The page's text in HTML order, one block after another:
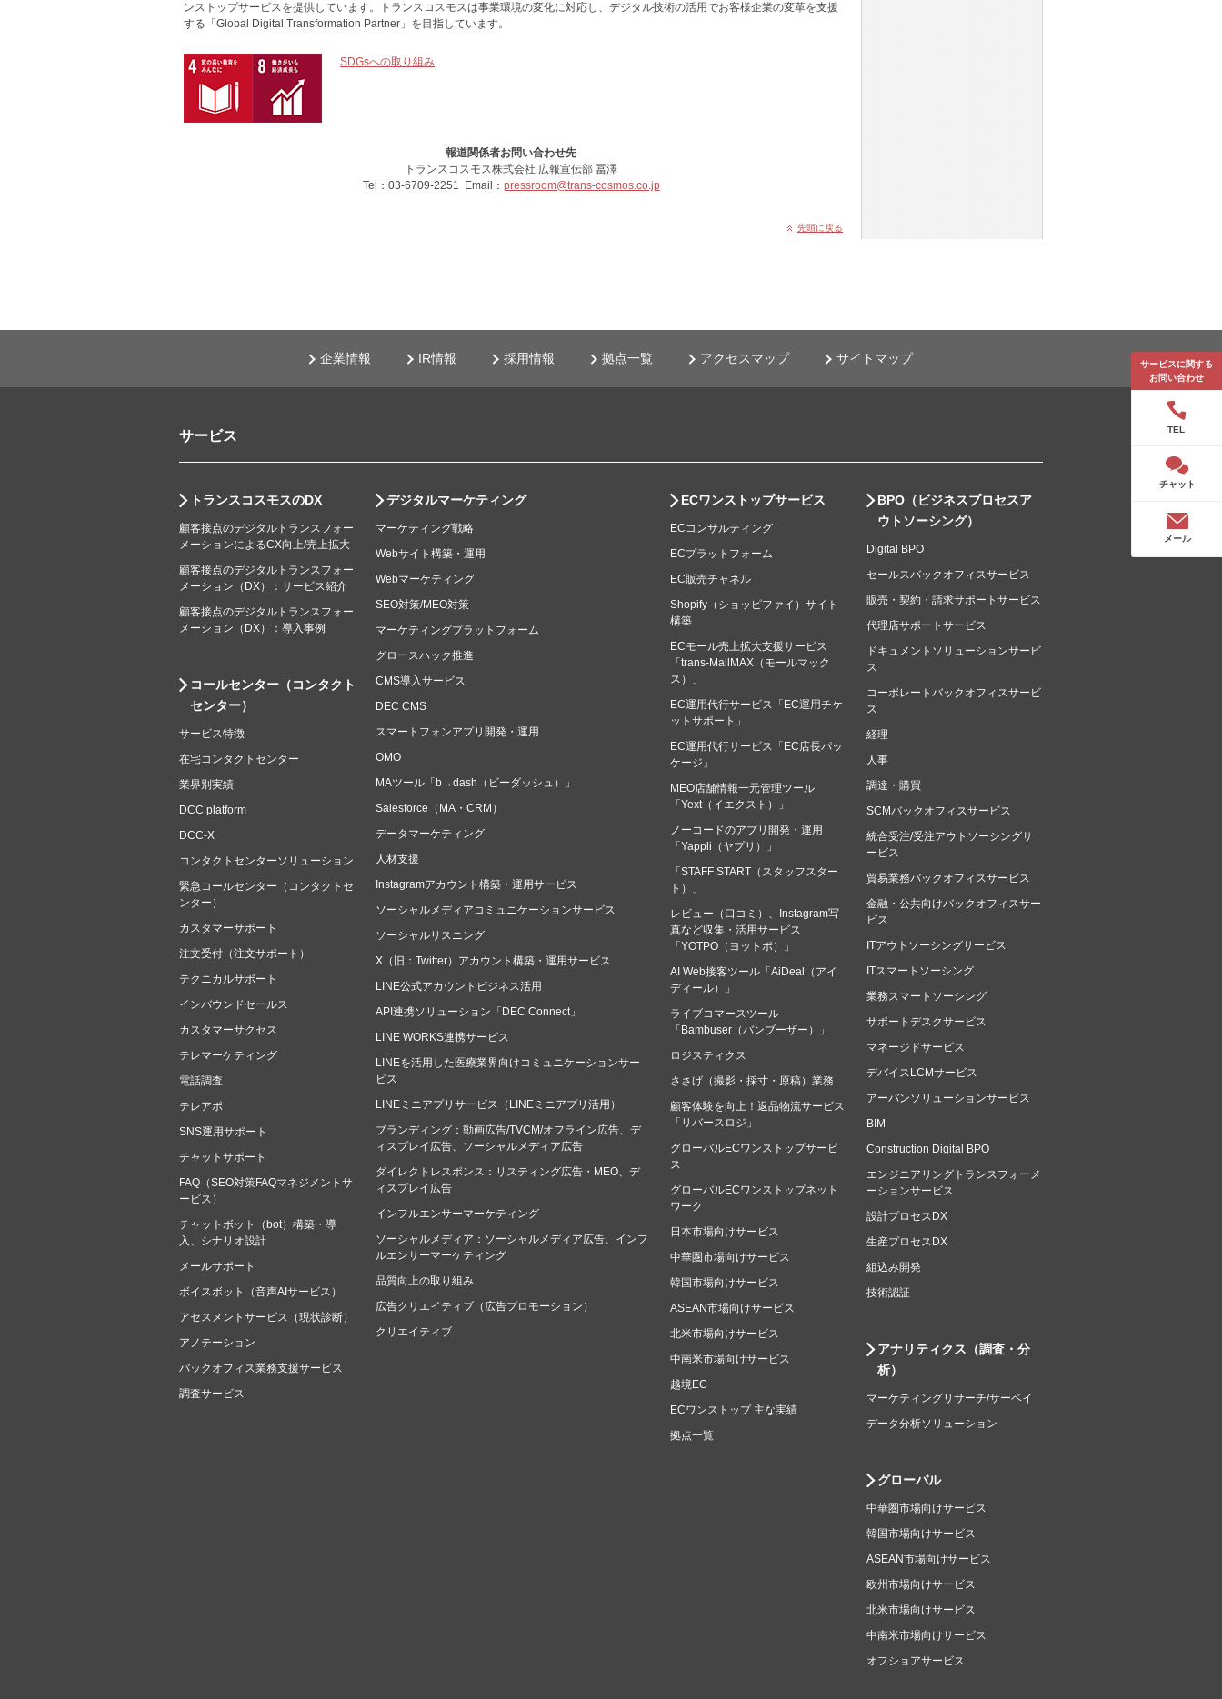
ンストップサービスを提供しています。トランスコスモスは事業環境の変化に対応し、デジタル技術の活用でお客様企業の変革を支援
する「Global Digital Transformation Partner」を目指しています。
SDGsへの取り組み
報道関係者お問い合わせ先
トランスコスモス株式会社 広報宣伝部 冨澤
Tel：03-6709-2251 Email： pressroom@trans-cosmos.co.jp
先頭に戻る
サービスに関する
お問い合わせ
TEL
チャット
メール
企業情報 IR情報 採用情報 拠点一覧 アクセスマップ サイトマップ
サービス
トランスコスモスのDX
顧客接点のデジタルトランスフォー
メーションによるCX向上/売上拡大
顧客接点のデジタルトランスフォー
メーション（DX）：サービス紹介
顧客接点のデジタルトランスフォー
メーション（DX）：導入事例
コールセンター（コンタクト
センター）
サービス特徴
在宅コンタクトセンター
業界別実績
DCC platform
DCC-X
コンタクトセンターソリューション
緊急コールセンター（コンタクトセ
ンター）
カスタマーサポート
注文受付（注文サポート）
テクニカルサポート
インバウンドセールス
カスタマーサクセス
テレマーケティング
電話調査
テレアポ
SNS運用サポート
チャットサポート
FAQ（SEO対策FAQマネジメントサ
ービス）
チャットボット（bot）構築・導
入、シナリオ設計
メールサポート
ボイスボット（音声AIサービス）
アセスメントサービス（現状診断）
アノテーション
バックオフィス業務支援サービス
調査サービス
デジタルマーケティング
マーケティング戦略
Webサイト構築・運用
Webマーケティング
SEO対策/MEO対策
マーケティングプラットフォーム
グロースハック推進
CMS導入サービス
DEC CMS
スマートフォンアプリ開発・運用
OMO
MAツール「b→dash（ビーダッシュ）」
Salesforce（MA・CRM）
データマーケティング
人材支援
Instagramアカウント構築・運用サービス
ソーシャルメディアコミュニケーションサービス
ソーシャルリスニング
X（旧：Twitter）アカウント構築・運用サービス
LINE公式アカウントビジネス活用
API連携ソリューション「DEC Connect」
LINE WORKS連携サービス
LINEを活用した医療業界向けコミュニケーションサー
ビス
LINEミニアプリサービス（LINEミニアプリ活用）
ブランディング：動画広告/TVCM/オフライン広告、デ
ィスプレイ広告、ソーシャルメディア広告
ダイレクトレスポンス：リスティング広告・MEO、デ
ィスプレイ広告
インフルエンサーマーケティング
ソーシャルメディア：ソーシャルメディア広告、インフ
ルエンサーマーケティング
品質向上の取り組み
広告クリエイティブ（広告プロモーション）
クリエイティブ
ECワンストップサービス
ECコンサルティング
ECプラットフォーム
EC販売チャネル
Shopify（ショッピファイ）サイト
構築
ECモール売上拡大支援サービス
「trans-MallMAX（モールマック
ス）」
EC運用代行サービス「EC運用チケ
ットサポート」
EC運用代行サービス「EC店長パッ
ケージ」
MEO店舗情報一元管理ツール
「Yext（イエクスト）」
ノーコードのアプリ開発・運用
「Yappli（ヤプリ）」
「STAFF START（スタッフスター
ト）」
レビュー（口コミ）、Instagram写
真など収集・活用サービス
「YOTPO（ヨットポ）」
AI Web接客ツール「AiDeal（アイ
ディール）」
ライブコマースツール
「Bambuser（バンブーザー）」
ロジスティクス
ささげ（撮影・採寸・原稿）業務
顧客体験を向上！返品物流サービス
「リバースロジ」
グローバルECワンストップサービ
ス
グローバルECワンストップネット
ワーク
日本市場向けサービス
中華圏市場向けサービス
韓国市場向けサービス
ASEAN市場向けサービス
北米市場向けサービス
中南米市場向けサービス
越境EC
ECワンストップ 主な実績
拠点一覧
BPO（ビジネスプロセスア
ウトソーシング）
Digital BPO
セールスバックオフィスサービス
販売・契約・請求サポートサービス
代理店サポートサービス
ドキュメントソリューションサービ
ス
コーポレートバックオフィスサービ
ス
経理
人事
調達・購買
SCMバックオフィスサービス
統合受注/受注アウトソーシングサ
ービス
貿易業務バックオフィスサービス
金融・公共向けバックオフィスサー
ビス
ITアウトソーシングサービス
ITスマートソーシング
業務スマートソーシング
サポートデスクサービス
マネージドサービス
デバイスLCMサービス
アーバンソリューションサービス
BIM
Construction Digital BPO
エンジニアリングトランスフォーメ
ーションサービス
設計プロセスDX
生産プロセスDX
組込み開発
技術認証
アナリティクス（調査・分
析）
マーケティングリサーチ/サーベイ
データ分析ソリューション
グローバル
中華圏市場向けサービス
韓国市場向けサービス
ASEAN市場向けサービス
欧州市場向けサービス
北米市場向けサービス
中南米市場向けサービス
オフショアサービス